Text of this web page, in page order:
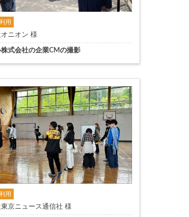
用
ニオン 様
式会社の企業CMの撮影
用
京ニュース通信社 様